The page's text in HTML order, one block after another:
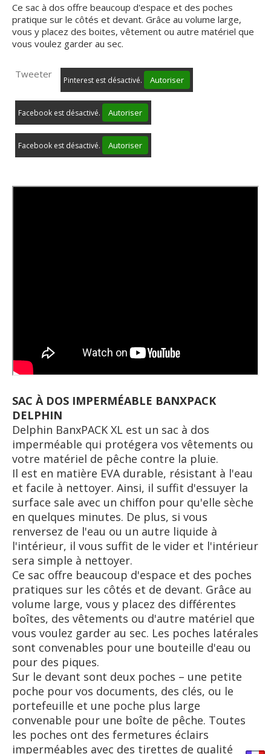
Ce sac à dos offre beaucoup d'espace et des poches
pratique sur le côtés et devant. Grâce au volume large,
vous y placez des boites, vêtement ou autre matériel que
vous voulez garder au sec.
Tweeter
Pinterest est désactivé. Autoriser
Facebook est désactivé. Autoriser
Facebook est désactivé. Autoriser
SAC À DOS IMPERMÉABLE BANXPACK
DELPHIN
Delphin BanxPACK XL est un sac à dos
imperméable qui protégera vos vêtements ou
votre matériel de pêche contre la pluie.
Il est en matière EVA durable, résistant à l'eau
et facile à nettoyer. Ainsi, il suffit d'essuyer la
surface sale avec un chiffon pour qu'elle sèche
en quelques minutes. De plus, si vous
renversez de l'eau ou un autre liquide à
l'intérieur, il vous suffit de le vider et l'intérieur
sera simple à nettoyer.
Ce sac offre beaucoup d'espace et des poches
pratiques sur les côtés et de devant. Grâce au
volume large, vous y placez des différentes
boîtes, des vêtements ou d'autre matériel que
vous voulez garder au sec. Les poches latérales
sont convenables pour une bouteille d'eau ou
pour des piques.
Sur le devant sont deux poches – une petite
poche pour vos documents, des clés, ou le
portefeuille et une poche plus large
convenable pour une boîte de pêche. Toutes
les poches ont des fermetures éclairs
imperméables avec des tirettes de qualité